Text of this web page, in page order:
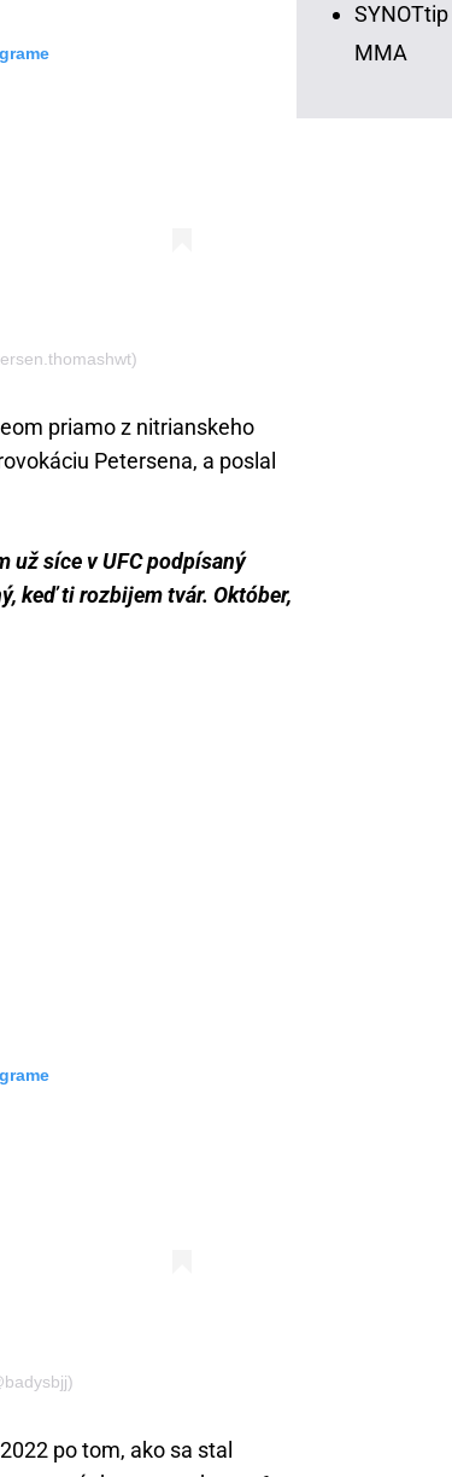
priamo z nitrianskeho
Petersena, a poslal
už síce v UFC podpísaný
keď ti rozbijem tvár. Október,
po tom, ako sa stal
MMA